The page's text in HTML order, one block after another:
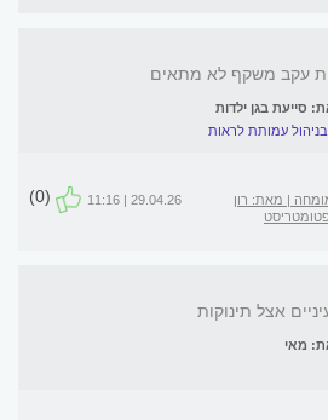
עקב משקף לא מתאים
בניהול עמותת לראות
| מאת: רון
29.04.26 | 11:16
(0)
אצל תינוקות